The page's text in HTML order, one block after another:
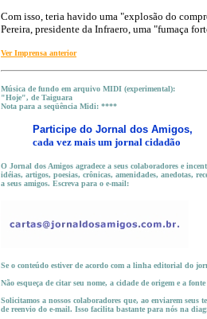
Com isso, teria havido uma "explosão do
Pereira, presidente da Infraero, uma "fumaça
Ver Imprensa anterior
Música de fundo em arquivo MIDI (experimental):
"Hoje", de Taiguara
Nota para a seqüência Midi: ****
Participe do Jornal dos Amigos,
cada vez mais um jornal cidadão
O Jornal dos Amigos agradece a seus colaboradores e
idéias, artigos, poesias, crônicas, amenidades, anedotas,
a seus amigos. Escreva para o e-mail:
Se o conteúdo estiver de acordo com a linha editorial do
Não esqueça de citar seu nome, a cidade de origem e a
Solicitamos a nossos colaboradores que, ao enviarem
de reenvio do e-mail. Isso facilita bastante para nós na